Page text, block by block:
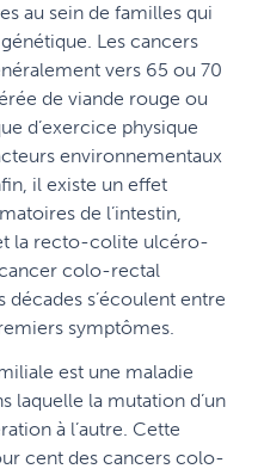
au sein de familles qui
Les cancers
vers 65 ou 70
de viande rouge ou
d’exercice physique
environnementaux
il existe un effet
de l’intestin,
la recto-colite ulcéro-
colo-rectal
s’écoulent entre
symptômes.
est une maladie
laquelle la mutation d’un
à l’autre. Cette
cent des cancers colo-